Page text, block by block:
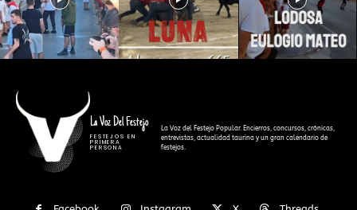
La Voz Del Festejo
FESTEJOS EN
PRIMERA
PERSONA
La Voz del Festejo Popular. Encierros, concursos, crónicas,
entrevistas, actualidad taurina y un gran calendario de
festejos.